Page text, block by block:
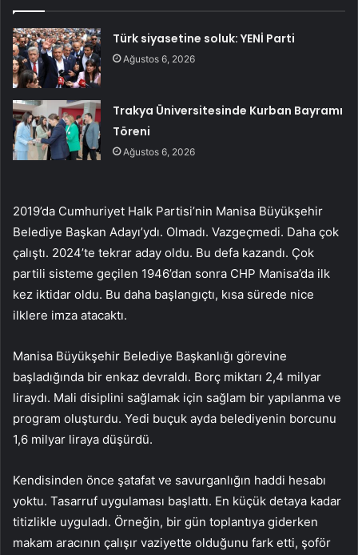
Türk siyasetine soluk: YENİ Parti
Ağustos 6, 2026
Trakya Üniversitesinde Kurban Bayramı
Töreni
Ağustos 6, 2026
2019’da Cumhuriyet Halk Partisi’nin Manisa Büyükşehir
Belediye Başkan Adayı’ydı. Olmadı. Vazgeçmedi. Daha çok
çalıştı. 2024’te tekrar aday oldu. Bu defa kazandı. Çok
partili sisteme geçilen 1946’dan sonra CHP Manisa’da ilk
kez iktidar oldu. Bu daha başlangıçtı, kısa sürede nice
ilklere imza atacaktı.
Manisa Büyükşehir Belediye Başkanlığı görevine
başladığında bir enkaz devraldı. Borç miktarı 2,4 milyar
liraydı. Mali disiplini sağlamak için sağlam bir yapılanma ve
program oluşturdu. Yedi buçuk ayda belediyenin borcunu
1,6 milyar liraya düşürdü.
Kendisinden önce şatafat ve savurganlığın haddi hesabı
yoktu. Tasarruf uygulaması başlattı. En küçük detaya kadar
titizlikle uyguladı. Örneğin, bir gün toplantıya giderken
makam aracının çalışır vaziyette olduğunu fark etti, şoför